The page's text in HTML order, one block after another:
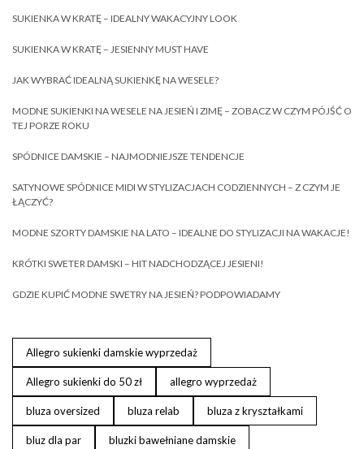
SUKIENKA W KRATĘ – IDEALNY WAKACYJNY LOOK
SUKIENKA W KRATĘ – JESIENNY MUST HAVE
JAK WYBRAĆ IDEALNĄ SUKIENKĘ NA WESELE?
MODNE SUKIENKI NA WESELE NA JESIEŃ I ZIMĘ – ZOBACZ W CZYM PÓJŚĆ O
TEJ PORZE ROKU
SPÓDNICE DAMSKIE – NAJMODNIEJSZE TENDENCJE
SATYNOWE SPÓDNICE MIDI W STYLIZACJACH CODZIENNYCH – Z CZYM JE
ŁĄCZYĆ?
MODNE SZORTY DAMSKIE NA LATO – IDEALNE DO STYLIZACJI NA WAKACJE!
KRÓTKI SWETER DAMSKI – HIT NADCHODZĄCEJ JESIENI!
GDZIE KUPIĆ MODNE SWETRY NA JESIEŃ? PODPOWIADAMY
Allegro sukienki damskie wyprzedaż
Allegro sukienki do 50 zł allegro wyprzedaż
bluza oversized bluza relab bluza z kryształkami
bluz dla par bluzki bawełniane damskie